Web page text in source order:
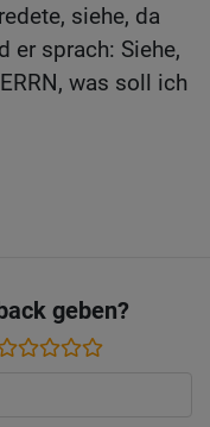
siehe, da
er sprach: Siehe,
was soll ich
geben?